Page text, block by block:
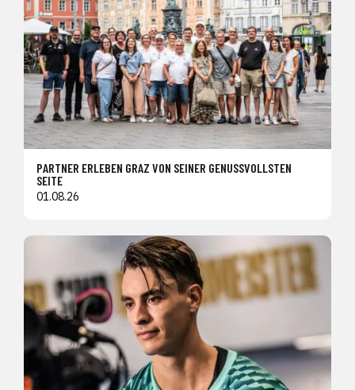
PARTNER ERLEBEN GRAZ VON SEINER GENUSSVOLLSTEN
SEITE
01.08.26